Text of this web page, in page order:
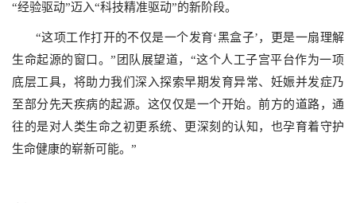
“经验驱动”迈入“科技精准驱动”的新阶段。
“这项工作打开的不仅是一个发育‘黑盒子’，更是一扇理解
生命起源的窗口。”团队展望道，“这个人工子宫平台作为一项
底层工具，将助力我们深入探索早期发育异常、妊娠并发症乃
至部分先天疾病的起源。这仅仅是一个开始。前方的道路，通
往的是对人类生命之初更系统、更深刻的认知，也孕育着守护
生命健康的崭新可能。”